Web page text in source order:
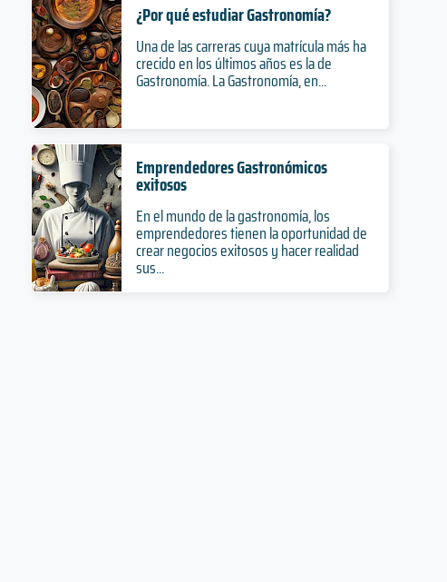
¿Por qué estudiar Gastronomía?
Una de las carreras cuya matrícula más ha
crecido en los últimos años es la de
Gastronomía. La Gastronomía, en...
Emprendedores Gastronómicos
exitosos
En el mundo de la gastronomía, los
emprendedores tienen la oportunidad de
crear negocios exitosos y hacer realidad
sus...